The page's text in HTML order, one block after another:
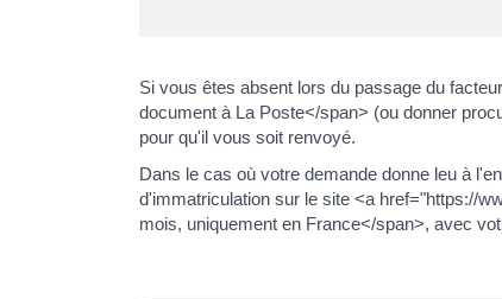
Si vous êtes absent lors du passage du
document à La Poste</span> (ou donner
pour qu'il vous soit renvoyé.
Dans le cas où votre demande donne leu à
d'immatriculation sur le site <a href="https://
mois, uniquement en France</span>, avec